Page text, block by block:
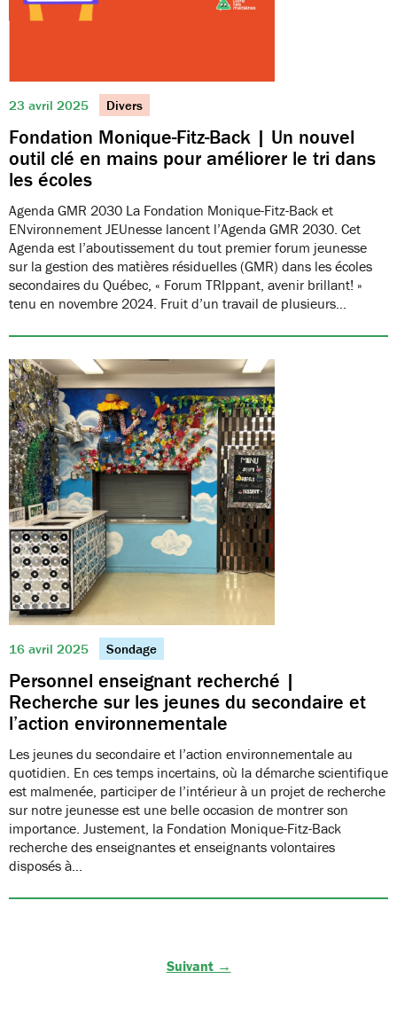
23 avril 2025 Divers
Fondation Monique-Fitz-Back | Un nouvel
outil clé en mains pour améliorer le tri dans
les écoles
Agenda GMR 2030 La Fondation Monique-Fitz-Back et
ENvironnement JEUnesse lancent l’Agenda GMR 2030. Cet
Agenda est l’aboutissement du tout premier forum jeunesse
sur la gestion des matières résiduelles (GMR) dans les écoles
secondaires du Québec, « Forum TRIppant, avenir brillant! »
tenu en novembre 2024. Fruit d’un travail de plusieurs…
16 avril 2025 Sondage
Personnel enseignant recherché |
Recherche sur les jeunes du secondaire et
l’action environnementale
Les jeunes du secondaire et l’action environnementale au
quotidien. En ces temps incertains, où la démarche scientifique
est malmenée, participer de l’intérieur à un projet de recherche
sur notre jeunesse est une belle occasion de montrer son
importance. Justement, la Fondation Monique-Fitz-Back
recherche des enseignantes et enseignants volontaires
disposés à…
Suivant →